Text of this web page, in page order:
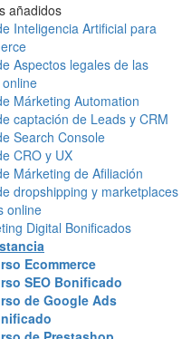
añadidos
Inteligencia Artificial para
Aspectos legales de las
Márketing Automation
captación de Leads y CRM
Search Console
CRO y UX
Márketing de Afiliación
dropshipping y marketplaces
online
Digital Bonificados
Ecommerce
SEO Bonificado
de Google Ads